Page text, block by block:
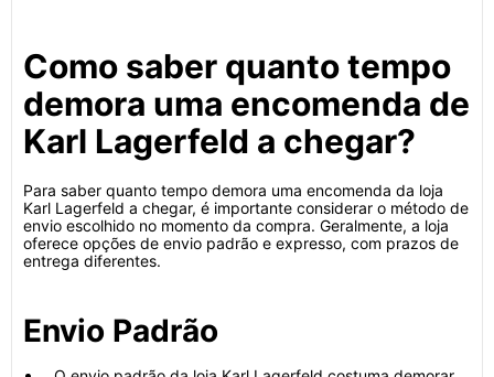
Como saber quanto tempo
demora uma encomenda de
Karl Lagerfeld a chegar?
Para saber quanto tempo demora uma encomenda da loja
Karl Lagerfeld a chegar, é importante considerar o método de
envio escolhido no momento da compra. Geralmente, a loja
oferece opções de envio padrão e expresso, com prazos de
entrega diferentes.
Envio Padrão